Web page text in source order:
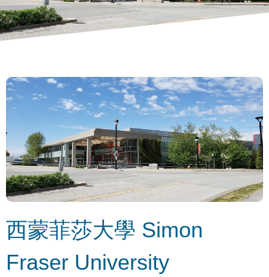
西蒙菲莎大學 Simon
Fraser University